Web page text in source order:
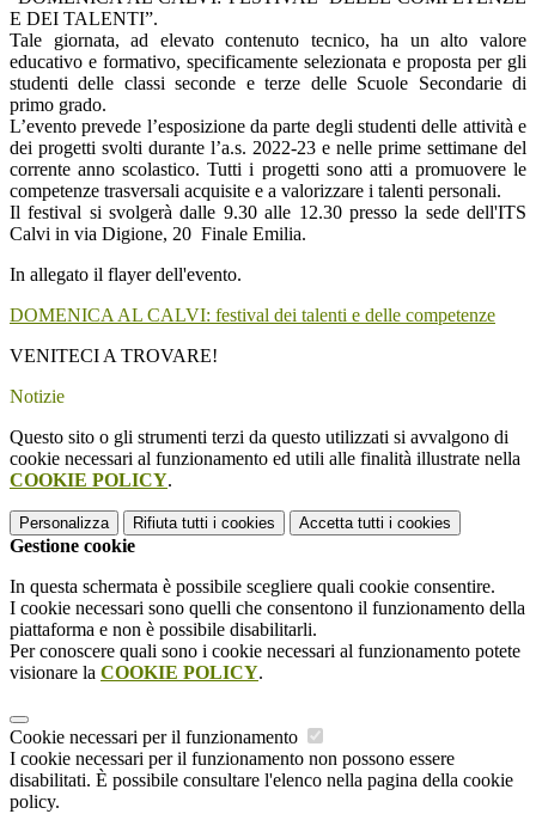
E DEI TALENTI”.
Tale giornata, ad elevato contenuto tecnico, ha un alto valore
educativo e formativo, specificamente selezionata e proposta per gli
studenti delle classi seconde e terze delle Scuole Secondarie di
primo grado.
L’evento prevede l’esposizione da parte degli studenti delle attività e
dei progetti svolti durante l’a.s. 2022-23 e nelle prime settimane del
corrente anno scolastico. Tutti i progetti sono atti a promuovere le
competenze trasversali acquisite e a valorizzare i talenti personali.
Il festival si svolgerà dalle 9.30 alle 12.30 presso la sede dell'ITS
Calvi in via Digione, 20 Finale Emilia.
In allegato il flayer dell'evento.
DOMENICA AL CALVI: festival dei talenti e delle competenze
VENITECI A TROVARE!
Notizie
Questo sito o gli strumenti terzi da questo utilizzati si avvalgono di
cookie necessari al funzionamento ed utili alle finalità illustrate nella
COOKIE POLICY.
Personalizza Rifiuta tutti i cookies Accetta tutti i cookies
Gestione cookie
In questa schermata è possibile scegliere quali cookie consentire.
I cookie necessari sono quelli che consentono il funzionamento della
piattaforma e non è possibile disabilitarli.
Per conoscere quali sono i cookie necessari al funzionamento potete
visionare la COOKIE POLICY.
Cookie necessari per il funzionamento
I cookie necessari per il funzionamento non possono essere
disabilitati. È possibile consultare l'elenco nella pagina della cookie
policy.